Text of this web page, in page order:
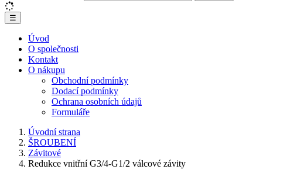
☰
Úvod
O společnosti
Kontakt
O nákupu
Obchodní podmínky
Dodací podmínky
Ochrana osobních údajů
Formuláře
Úvodní strana
ŠROUBENÍ
Závitové
Redukce vnitřní G3/4-G1/2 válcové závity